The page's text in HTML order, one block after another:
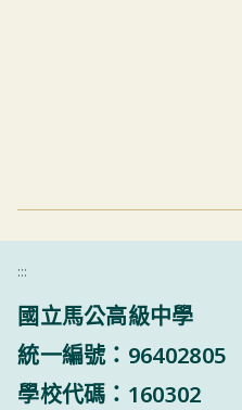
:::
國立馬公高級中學
統一編號：96402805
學校代碼：160302